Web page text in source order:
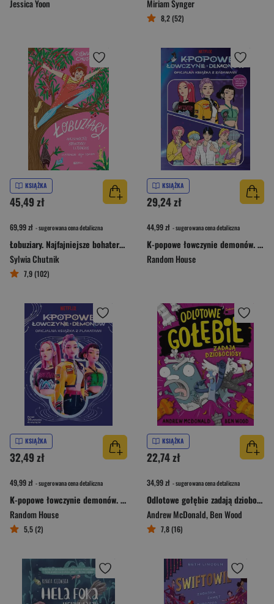
Jessica Yoon
Miriam Synger
8,2 (52)
KSIĄŻKA
45,49 zł
69,99 zł - sugerowana cena detaliczna
Łobuziary. Najfajniejsze bohaterki literackie
Sylwia Chutnik
7,9 (102)
KSIĄŻKA
29,24 zł
44,99 zł - sugerowana cena detaliczna
K-popowe łowczynie demonów. Oficjalna książka z zadaniami
Random House
KSIĄŻKA
32,49 zł
49,99 zł - sugerowana cena detaliczna
K-popowe łowczynie demonów. Oficjalna książka z plakatami
Random House
5,5 (2)
KSIĄŻKA
22,74 zł
34,99 zł - sugerowana cena detaliczna
Odlotowe gołębie zadają dziobociosy
Andrew McDonald,Ben Wood
7,8 (16)